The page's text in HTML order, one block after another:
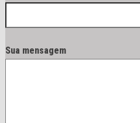
Sua mensagem